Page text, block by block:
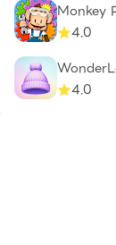
Monkey
4.0
4.0